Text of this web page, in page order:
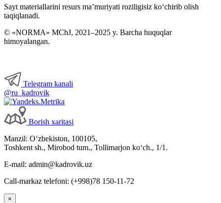
Sayt materiallarini resurs ma’muriyati roziligisiz koʻchirib olish
taqiqlanadi.
© «NORMA» MChJ, 2021–2025 y. Barcha huquqlar
himoyalangan.
Telegram kanali
@ru_kadrovik
Borish хaritasi
Manzil: Oʻzbekiston, 100105,
Toshkent sh., Mirobod tum., Tollimarjon koʻch., 1/1.
E-mail: admin@kadrovik.uz
Call-markaz telefoni: (+998)78 150-11-72
×